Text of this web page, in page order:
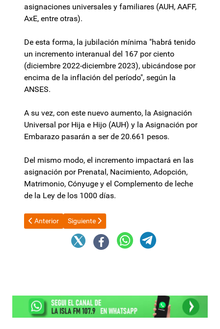
asignaciones universales y familiares (AUH, AAFF,
AxE, entre otras).
De esta forma, la jubilación mínima "habrá tenido
un incremento interanual del 167 por ciento
(diciembre 2022-diciembre 2023), ubicándose por
encima de la inflación del período", según la
ANSES.
A su vez, con este nuevo aumento, la Asignación
Universal por Hija e Hijo (AUH) y la Asignación por
Embarazo pasarán a ser de 20.661 pesos.
Del mismo modo, el incremento impactará en las
asignación por Prenatal, Nacimiento, Adopción,
Matrimonio, Cónyuge y el Complemento de leche
de la Ley de los 1000 días.
Artículo anterior: Trabajadores de la UNCA convocan a apoyar
Anterior Artículo siguiente: El Gobierno garantiza el
Siguiente